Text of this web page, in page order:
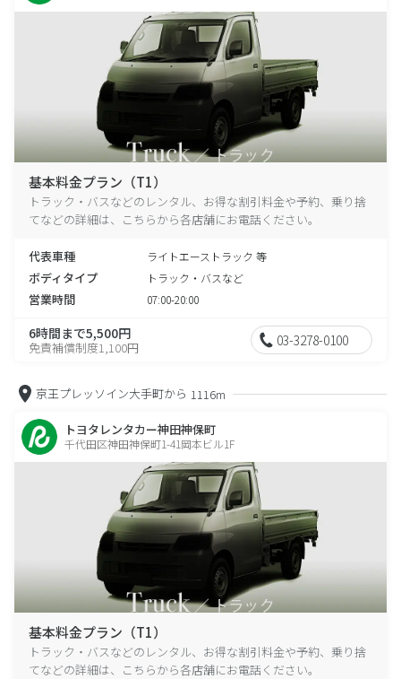
基本料金プラン（T1）
トラック・バスなどのレンタル、お得な割引料金や予約、乗り捨
てなどの詳細は、こちらから各店舗にお電話ください。
代表車種 ライトエーストラック 等
ボディタイプ トラック・バスなど
営業時間 07:00-20:00
6時間まで5,500円
免責補償制度1,100円 03-3278-0100
京王プレッソイン大手町から 1116m
トヨタレンタカー神田神保町
千代田区神田神保町1-41岡本ビル1F
基本料金プラン（T1）
トラック・バスなどのレンタル、お得な割引料金や予約、乗り捨
てなどの詳細は、こちらから各店舗にお電話ください。